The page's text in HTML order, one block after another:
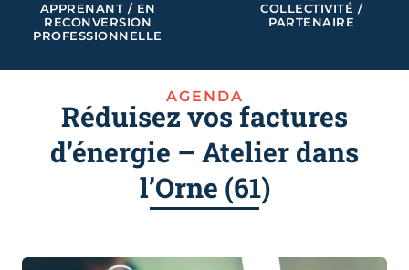
APPRENANT / EN
RECONVERSION
PROFESSIONNELLE
COLLECTIVITÉ /
PARTENAIRE
AGENDA
Réduisez vos factures
d’énergie – Atelier dans
l’Orne (61)